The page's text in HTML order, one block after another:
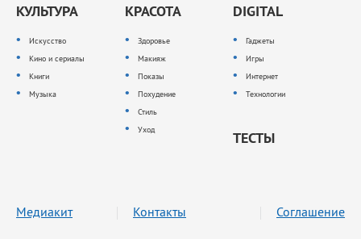
КУЛЬТУРА
Искусство
Кино и сериалы
Книги
Музыка
КРАСОТА
Здоровье
Макияж
Показы
Похудение
Стиль
Уход
DIGITAL
Гаджеты
Игры
Интернет
Технологии
ТЕСТЫ
Медиакит Контакты Соглашение